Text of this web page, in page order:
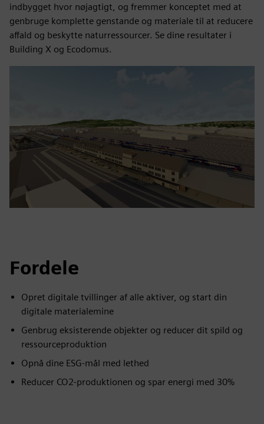
indbygget hvor nøjagtigt, og fremmer konceptet med at
genbruge komplette genstande og materiale til at reducere
affald og beskytte naturressourcer. Se dine resultater i
Building X og Ecodomus.
Fordele
Opret digitale tvillinger af alle aktiver, og start din
digitale materialemine
Genbrug eksisterende objekter og reducer dit spild og
ressourceproduktion
Opnå dine ESG-mål med lethed
Reducer CO2-produktionen og spar energi med 30%